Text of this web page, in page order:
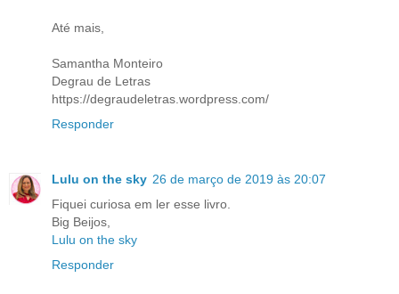
Até mais,
Samantha Monteiro
Degrau de Letras
https://degraudeletras.wordpress.com/
Responder
Lulu on the sky 26 de março de 2019 às 20:07
Fiquei curiosa em ler esse livro.
Big Beijos,
Lulu on the sky
Responder